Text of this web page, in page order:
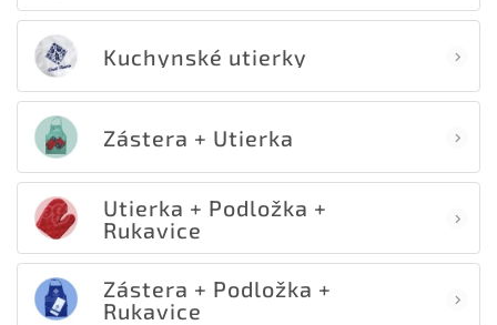
Kuchynské utierky
Zástera + Utierka
Utierka + Podložka +
Rukavice
Zástera + Podložka +
Rukavice